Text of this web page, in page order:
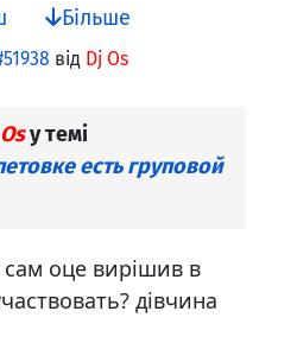
Більше
від Dj Os
у темі
есть груповой
оце вирішив в
дівчина